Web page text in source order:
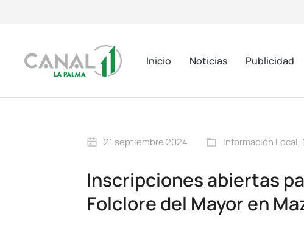
Inicio Noticias Publicidad
21 septiembre 2024 Información Local,
Inscripciones abiertas
Folclore del Mayor en